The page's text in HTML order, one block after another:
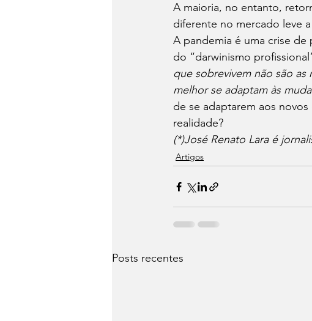
A maioria, no entanto,
diferente no mercado leve
A pandemia é uma crise
do “darwinismo
que sobrevivem não são
melhor se adaptam às
de se adaptarem aos
realidade?
(*)José Renato Lara é
Artigos
Posts recentes